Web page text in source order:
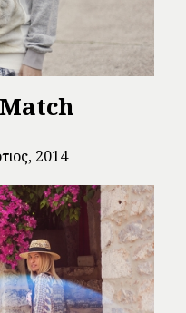
2014